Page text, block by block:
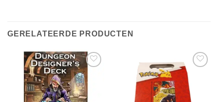
GERELATEERDE PRODUCTEN